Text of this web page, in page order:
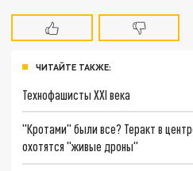
ЧИТАЙТЕ ТАКЖЕ:
Технофашисты XXI века
"Кротами" были все? Теракт в
охотятся "живые дроны"